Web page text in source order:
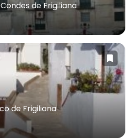
de Frigiliana
de Frigiliana